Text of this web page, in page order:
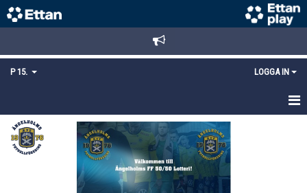
P 15. LOGGA IN
HEM
TRUPPEN